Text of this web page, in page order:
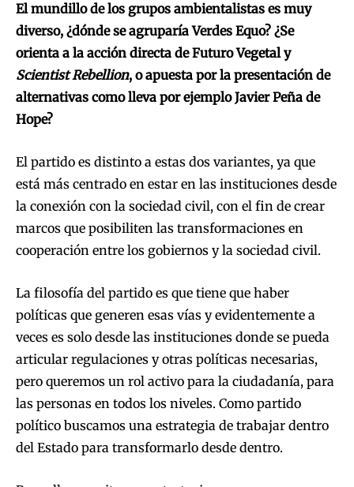
El mundillo de los grupos ambientalistas es muy
diverso, ¿dónde se agruparía Verdes Equo? ¿Se
orienta a la acción directa de Futuro Vegetal y
Scientist Rebellion, o apuesta por la presentación de
alternativas como lleva por ejemplo Javier Peña de
Hope?
El partido es distinto a estas dos variantes, ya que
está más centrado en estar en las instituciones desde
la conexión con la sociedad civil, con el fin de crear
marcos que posibiliten las transformaciones en
cooperación entre los gobiernos y la sociedad civil.
La filosofía del partido es que tiene que haber
políticas que generen esas vías y evidentemente a
veces es solo desde las instituciones donde se pueda
articular regulaciones y otras políticas necesarias,
pero queremos un rol activo para la ciudadanía, para
las personas en todos los niveles. Como partido
político buscamos una estrategia de trabajar dentro
del Estado para transformarlo desde dentro.